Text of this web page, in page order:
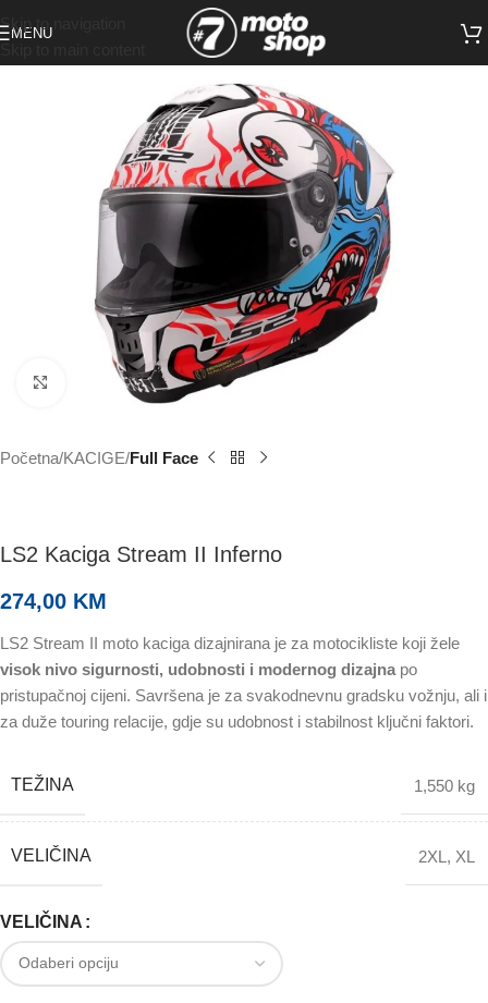
Skip to navigation
MENU
Click to enlarge
Početna KACIGE Full Face
LS2 Kaciga Stream II Inferno
274,00 KM
LS2 Stream II moto kaciga dizajnirana je za motocikliste koji žele
visok nivo sigurnosti, udobnosti i modernog dizajna po
pristupačnoj cijeni. Savršena je za svakodnevnu gradsku vožnju, ali i
za duže touring relacije, gdje su udobnost i stabilnost ključni faktori.
TEŽINA 1,550 kg
VELIČINA 2XL , XL
VELIČINA